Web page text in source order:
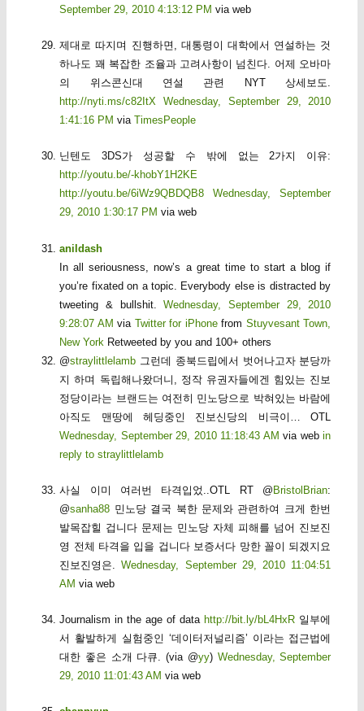
September 29, 2010 4:13:12 PM via web
제대로 따지며 진행하면, 대통령이 대학에서 연설하는 것
하나도 꽤 복잡한 조율과 고려사항이 넘친다. 어제 오바마
의 위스콘신대 연설 관련 NYT 상세보도.
http://nyti.ms/c82ItX Wednesday, September 29, 2010
1:41:16 PM viaTimesPeople
닌텐도 3DS가 성공할 수 밖에 없는 2가지 이유:
http://youtu.be/-khobY1H2KE
http://youtu.be/6iWz9QBDQB8
Wednesday, September
29, 2010 1:30:17 PM via web
anildash
In all seriousness, now’s a great time to start a blog if
you’re fixated on a topic. Everybody else is distracted by
tweeting & bullshit.Wednesday, September 29, 2010
9:28:07 AM via Twitter for iPhonefrom Stuyvesant Town,
New York Retweeted by you and 100+ others
@straylittlelamb 그런데 종북드립에서 벗어나고자 분당까
지 하며 독립해나왔더니, 정작 유권자들에겐 힘있는 진보
정당이라는 브랜드는 여전히 민노당으로 박혀있는 바람에
아직도 맨땅에 헤딩중인 진보신당의 비극이… OTL
Wednesday, September 29, 2010 11:18:43 AM via webin
reply to straylittlelamb
사실 이미 여러번 타격입었..OTL RT @BristolBrian:
@sanha88 민노당 결국 북한 문제와 관련하여 크게 한번
발목잡힐 겁니다 문제는 민노당 자체 피해를 넘어 진보진
영 전체 타격을 입을 겁니다 보증서다 망한 꼴이 되겠지요
진보진영은.Wednesday, September 29, 2010 11:04:51
AM via web
Journalism in the age of data http://bit.ly/bL4HxR 일부에
서 활발하게 실험중인 ‘데이터저널리즘’ 이라는 접근법에
대한 좋은 소개 다큐. (via @yy) Wednesday, September
29, 2010 11:01:43 AM via web